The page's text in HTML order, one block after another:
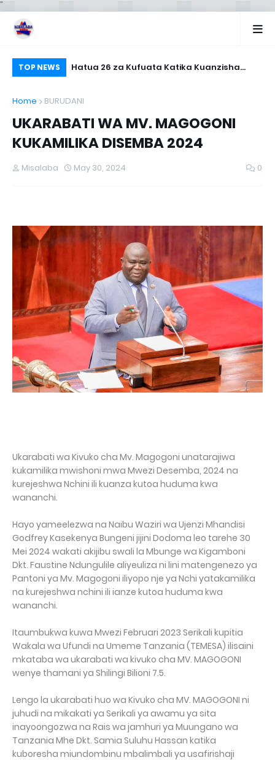
"
TOP NEWS
(Offical
Hatua 26 za Kufuata Katika Kuanzisha
Home BURUDANI
UKARABATI WA MV. MAGOGONI
KUKAMILIKA DISEMBA 2024
Misalaba May 30, 2024 0
Ukarabati wa Kivuko cha Mv. Magogoni unatarajiwa
kukamilika mwishoni mwa Mwezi Desemba, 2024 na
kurejeshwa Nchini ili kuanza kutoa huduma kwa
wananchi.
Hayo yameelezwa na Naibu Waziri wa Ujenzi Mhandisi
Godfrey Kasekenya Bungeni jijini Dodoma leo tarehe 30
Mei 2024 wakati akijibu swali la Mbunge wa Kigamboni
Dkt. Faustine Ndungulile aliyeuliza ni lini matengenezo ya
Pantoni ya Mv. Magogoni iliyopo nje ya Nchi yatakamilika
na kurejeshwa nchini ili ianze kutoa huduma kwa
wananchi.
Itaumbukwa kuwa Mwezi Februari 2023 Serikali kupitia
Wakala wa Ufundi na Umeme Tanzania (TEMESA) ilisaini
mkataba wa ukarabati wa kivuko cha MV. MAGOGONI
wenye thamani ya Shilingi Bilioni 7.5.
Lengo la ukarabati huo wa Kivuko cha MV. MAGOGONI ni
juhudi na mikakati ya Serikali ya awamu ya sita
inayoongozwa na Rais wa jamhuri ya Muungano wa
Tanzania Mhe Dkt. Samia Suluhu Hassan katika
kuboresha miundombinu mbalimbali ya usafirishaji